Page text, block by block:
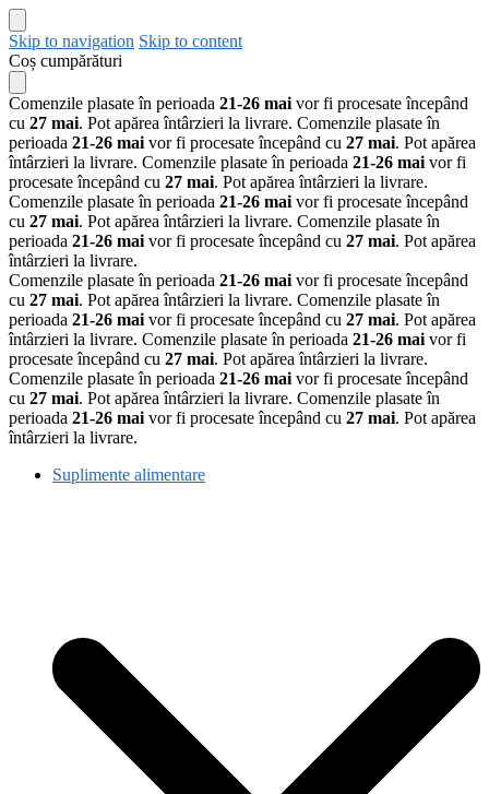
Skip to navigation Skip to content
Coș cumpărături
Comenzile plasate în perioada 21-26 mai vor fi procesate începând
cu 27 mai. Pot apărea întârzieri la livrare. Comenzile plasate în
perioada 21-26 mai vor fi procesate începând cu 27 mai. Pot apărea
întârzieri la livrare. Comenzile plasate în perioada 21-26 mai vor fi
procesate începând cu 27 mai. Pot apărea întârzieri la livrare.
Comenzile plasate în perioada 21-26 mai vor fi procesate începând
cu 27 mai. Pot apărea întârzieri la livrare. Comenzile plasate în
perioada 21-26 mai vor fi procesate începând cu 27 mai. Pot apărea
întârzieri la livrare.
Comenzile plasate în perioada 21-26 mai vor fi procesate începând
cu 27 mai. Pot apărea întârzieri la livrare. Comenzile plasate în
perioada 21-26 mai vor fi procesate începând cu 27 mai. Pot apărea
întârzieri la livrare. Comenzile plasate în perioada 21-26 mai vor fi
procesate începând cu 27 mai. Pot apărea întârzieri la livrare.
Comenzile plasate în perioada 21-26 mai vor fi procesate începând
cu 27 mai. Pot apărea întârzieri la livrare. Comenzile plasate în
perioada 21-26 mai vor fi procesate începând cu 27 mai. Pot apărea
întârzieri la livrare.
Suplimente alimentare